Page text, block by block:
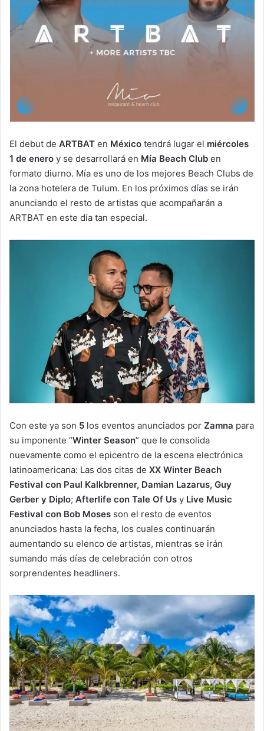
El debut de ARTBAT en México tendrá lugar el miércoles
1 de enero y se desarrollará en Mía Beach Club en
formato diurno. Mía es uno de los mejores Beach Clubs de
la zona hotelera de Tulum. En los próximos días se irán
anunciando el resto de artistas que acompañarán a
ARTBAT en este día tan especial.
Con este ya son 5 los eventos anunciados por Zamna para
su imponente “Winter Season” que le consolida
nuevamente como el epicentro de la escena electrónica
latinoamericana: Las dos citas de XX Winter Beach
Festival con Paul Kalkbrenner, Damian Lazarus, Guy
Gerber y Diplo; Afterlife con Tale Of Us y Live Music
Festival con Bob Moses son el resto de eventos
anunciados hasta la fecha, los cuales continuarán
aumentando su elenco de artistas, mientras se irán
sumando más días de celebración con otros
sorprendentes headliners.